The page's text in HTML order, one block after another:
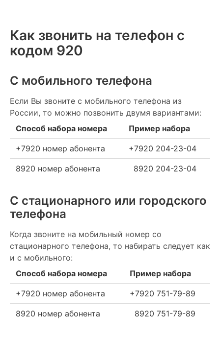
Как звонить на телефон с
кодом 920
С мобильного телефона
Если Вы звоните с мобильного телефона из
России, то можно позвонить двумя вариантами:
Способ набора номера
Пример набора
+7920 номер абонента +7920 204-23-04
8920 номер абонента 8920 204-23-04
С стационарного или городского
телефона
Когда звоните на мобильный номер со
стационарного телефона, то набирать следует как
и с мобильного:
Способ набора номера
Пример набора
+7920 номер абонента +7920 751-79-89
8920 номер абонента 8920 751-79-89